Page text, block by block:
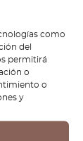
como
del
permitirá
o
o
y
su